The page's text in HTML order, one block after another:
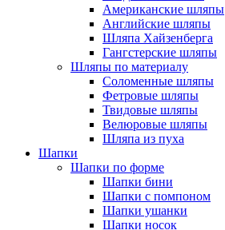
Американские шляпы
Английские шляпы
Шляпа Хайзенберга
Гангстерские шляпы
Шляпы по материалу
Соломенные шляпы
Фетровые шляпы
Твидовые шляпы
Велюровые шляпы
Шляпа из пуха
Шапки
Шапки по форме
Шапки бини
Шапки с помпоном
Шапки ушанки
Шапки носок